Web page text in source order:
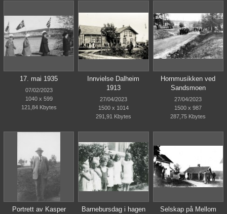
17. mai 1935
07/02/2023
1040 x 599
121,84 Kbytes
Innvielse Dalheim
1913
27/04/2023
1500 x 1014
291,91 Kbytes
Hornmusikken ved
Sandsmoen
27/04/2023
1500 x 987
287,75 Kbytes
Portrett av Kasper
Barnebursdag i hagen
Selskap på Mellom